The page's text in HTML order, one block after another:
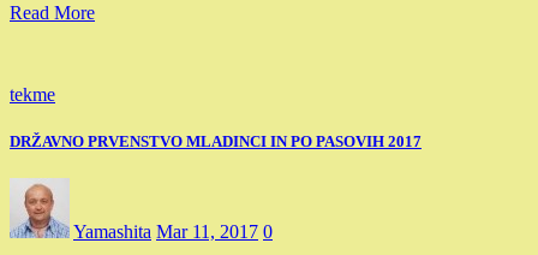
Read More
tekme
DRŽAVNO PRVENSTVO MLADINCI IN PO PASOVIH 2017
Yamashita Mar 11, 2017 0